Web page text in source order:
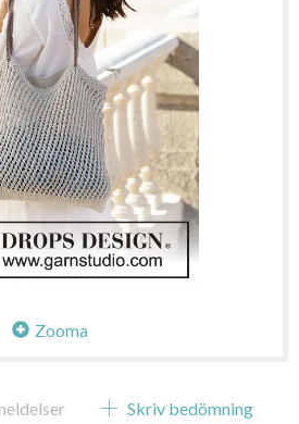
Zooma
Skriv bedömning